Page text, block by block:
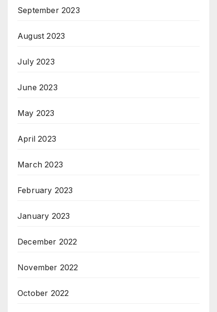
September 2023
August 2023
July 2023
June 2023
May 2023
April 2023
March 2023
February 2023
January 2023
December 2022
November 2022
October 2022